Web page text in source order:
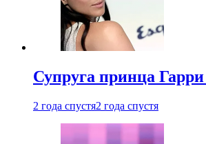
Супруга принца
2 года спустя2 года спустя